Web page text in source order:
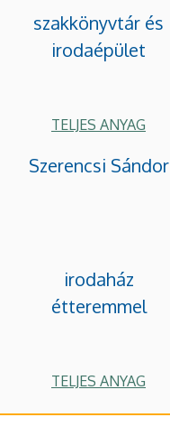
szakkönyvtár és
irodaépület
TELJES ANYAG
Szerencsi Sándor
irodaház
étteremmel
TELJES ANYAG
Vass Zsófia